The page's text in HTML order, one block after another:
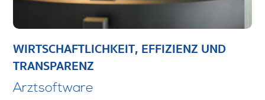
WIRTSCHAFTLICHKEIT, EFFIZIENZ UND
TRANSPARENZ
Arztsoftware